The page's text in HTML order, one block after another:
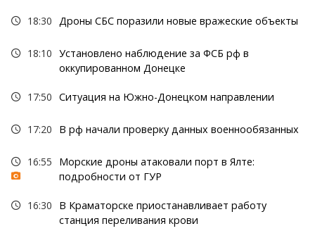
18:30 Дроны СБС поразили новые вражеские объекты
18:10 Установлено наблюдение за ФСБ рф в
оккупированном Донецке
17:50 Ситуация на Южно-Донецком направлении
17:20 В рф начали проверку данных военнообязанных
16:55
Морские дроны атаковали порт в Ялте:
подробности от ГУР
16:30
В Краматорске приостанавливает работу
станция переливания крови